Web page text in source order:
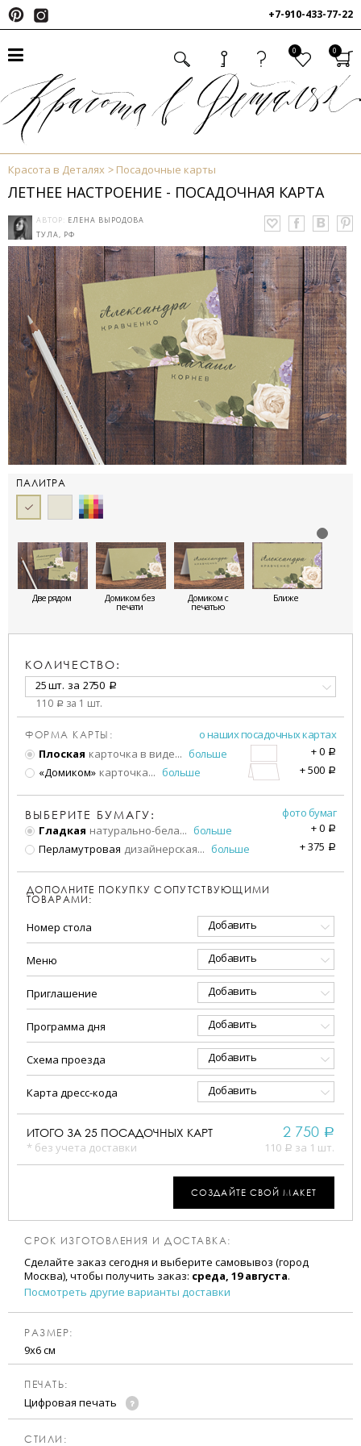
+7-910-433-77-22
0 0
Красота в Деталях Посадочные карты
ЛЕТНЕЕ НАСТРОЕНИЕ - ПОСАДОЧНАЯ КАРТА
АВТОР: ЕЛЕНА ВЫРОДОВА
ТУЛА, РФ
ПАЛИТРА
Две рядом Домиком без
печати
Домиком с
печатью
Ближе
КОЛИЧЕСТВО:
25 шт. за 2750 a
110 a за 1 шт.
ФОРМА КАРТЫ:
о наших посадочных картах
Плоская карточка в виде... больше +0 a
«Домиком» карточка... больше +500 a
ВЫБЕРИТЕ БУМАГУ:
фото бумаг
Гладкая натурально-бела... больше +0 a
Перламутровая дизайнерская... больше +375 a
ДОПОЛНИТЕ ПОКУПКУ СОПУТСТВУЮЩИМИ
ТОВАРАМИ:
Номер стола Добавить
Меню Добавить
Приглашение Добавить
Программа дня Добавить
Схема проезда Добавить
Карта дресс-кода Добавить
ИТОГО ЗА 25 ПОСАДОЧНЫХ КАРТ
* без учета доставки
2 750 a
110 a за 1 шт.
СОЗДАЙТЕ СВОЙ МАКЕТ
СРОК ИЗГОТОВЛЕНИЯ И ДОСТАВКА:
Сделайте заказ сегодня и выберите самовывоз (город
Москва), чтобы получить заказ: среда, 19 августа.
Посмотреть другие варианты доставки
РАЗМЕР:
9х6 см
ПЕЧАТЬ:
Цифровая печать
CТИЛИ: